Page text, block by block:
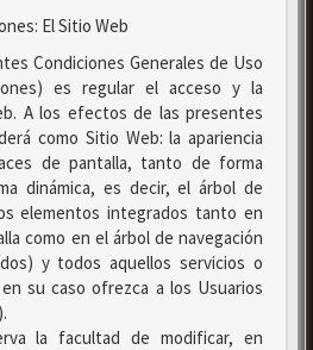
El Sitio Web
Condiciones Generales de Uso
es regular el acceso y la
A los efectos de las presentes
como Sitio Web: la apariencia
de pantalla, tanto de forma
dinámica, es decir, el árbol de
elementos integrados tanto en
como en el árbol de navegación
y todos aquellos servicios o
su caso ofrezca a los Usuarios
la facultad de modificar, en